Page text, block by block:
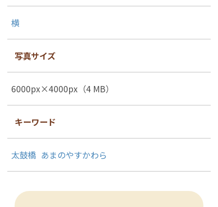
横
写真サイズ
6000px×4000px（4 MB）
キーワード
太鼓橋 あまのやすかわら